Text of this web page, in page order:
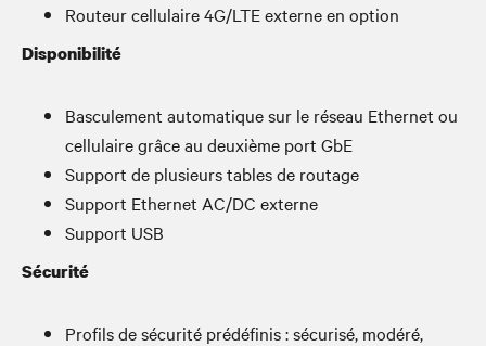
Routeur cellulaire 4G/LTE externe en option
Disponibilité
Basculement automatique sur le réseau Ethernet ou
cellulaire grâce au deuxième port GbE
Support de plusieurs tables de routage
Support Ethernet AC/DC externe
Support USB
Sécurité
Profils de sécurité prédéfinis : sécurisé, modéré,